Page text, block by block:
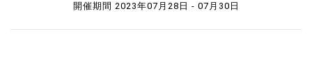
開催期間 2023年07月28日 - 07月30日